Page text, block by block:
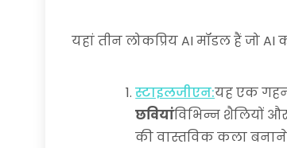
यहां तीन लोकप्रिय AI मॉडल हैं जो
स्टाइलजीएन:यह एक गहन
छवियांविभिन्न शैलियों
की वास्तविक कला बनाने